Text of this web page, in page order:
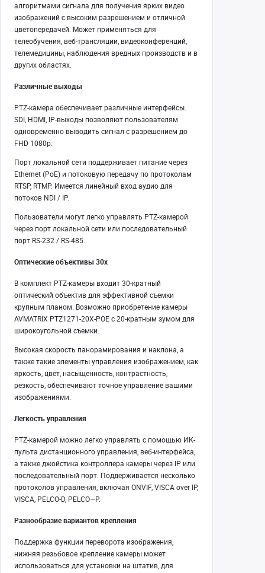
алгоритмами сигнала для получения ярких видео
изображений с высоким разрешением и отличной
цветопередачей. Может применяться для
телеобучения, веб-трансляции, видеоконференций,
телемедицины, наблюдения вредных производств и в
других областях.
Различные выходы
PTZ-камера обеспечивает различные интерфейсы.
SDI, HDMI, IP-выходы позволяют пользователям
одновременно выводить сигнал с разрешением до
FHD 1080p.
Порт локальной сети поддерживает питание через
Ethernet (PoE) и потоковую передачу по протоколам
RTSP, RTMP. Имеется линейный вход аудио для
потоков NDI / IP.
Пользователи могут легко управлять PTZ-камерой
через порт локальной сети или последовательный
порт RS-232 / RS-485.
Оптические объективы 30х
В комплект PTZ-камеры входит 30-кратный
оптический объектив для эффективной съемки
крупным планом. Возможно приобретение камеры
AVMATRIX PTZ1271-20X-POE с 20-кратным зумом для
широкоугольной съемки.
Высокая скорость панорамирования и наклона, а
также такие элементы управления изображением, как
яркость, цвет, насыщенность, контрастность,
резкость, обеспечивают точное управление вашими
изображениями.
Легкость управления
PTZ-камерой можно легко управлять с помощью ИК-
пульта дистанционного управления, веб-интерфейса,
а также джойстика контроллера камеры через IP или
последовательный порт. Поддерживается несколько
протоколов управления, включая ONVIF, VISCA over IP,
VISCA, PELCO-D, PELCO—P.
Разнообразие вариантов крепления
Поддержка функции переворота изображения,
нижняя резьбовое крепление камеры может
использоваться для установки на штатив, для